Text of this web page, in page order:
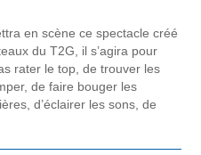
en scène ce spectacle créé
du T2G, il s’agira pour
rater le top, de trouver les
de faire bouger les
d’éclairer les sons, de